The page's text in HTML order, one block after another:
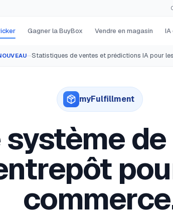
Gagner la BuyBox Vendre en magasin IA
—Statistiques de ventes et prédictions IA pour
myFulfillment